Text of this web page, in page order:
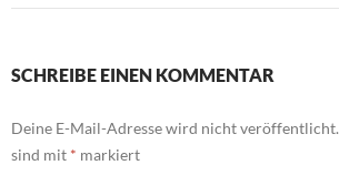
SCHREIBE EINEN KOMMENTAR
Deine E-Mail-Adresse wird nicht veröffentlicht.
sind mit * markiert